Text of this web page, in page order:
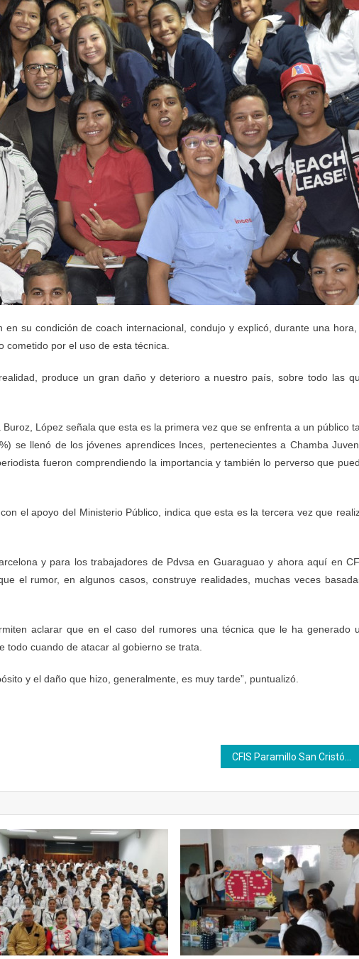
su condición de coach internacional, condujo y explicó, durante una hora,
cometido por el uso de esta técnica.
produce un gran daño y deterioro a nuestro país, sobre todo las
López señala que esta es la primera vez que se enfrenta a un público
se llenó de los jóvenes aprendices Inces, pertenecientes a Chamba
fueron comprendiendo la importancia y también lo perverso que
el apoyo del Ministerio Público, indica que esta es la tercera vez que
y para los trabajadores de Pdvsa en Guaraguao y ahora aquí en
el rumor, en algunos casos, construye realidades, muchas veces
aclarar que en el caso del rumores una técnica que le ha generado
todo cuando de atacar al gobierno se trata.
y el daño que hizo, generalmente, es muy tarde”, puntualizó.